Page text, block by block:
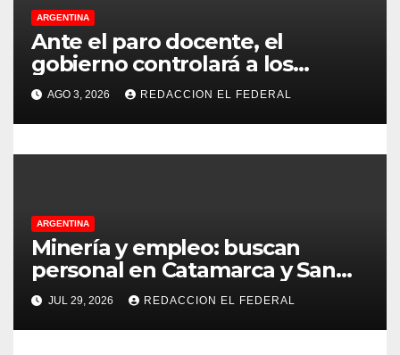
e
n
t
r
a
a
s
ARGENTINA
Ante el paro docente, el
gobierno controlará a los
colegios para que cumplan el
75% de cobertura presencial
AGO 3, 2026 REDACCION EL FEDERAL
ARGENTINA
Minería y empleo: buscan
personal en Catamarca y San
Juan para distintos puestos
JUL 29, 2026 REDACCION EL FEDERAL